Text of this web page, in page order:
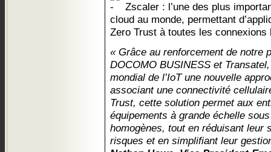
Zscaler : l’une des plus
cloud au monde, permettant
Zero Trust à toutes les
« Grâce au renforcement de notre
DOCOMO BUSINESS et
mondial de l’IoT une nouvelle
associant une connectivité
Trust, cette solution permet aux
équipements à grande échelle
homogènes, tout en réduisant leur
risques et en simplifiant leur